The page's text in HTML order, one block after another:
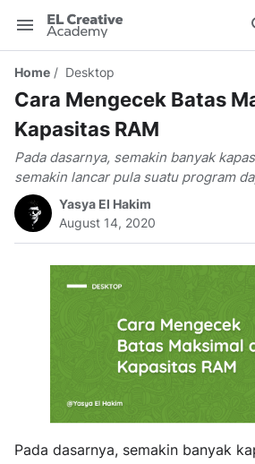
EL
Academy
Home Desktop
Cara Mengecek Batas
Kapasitas RAM
Pada dasarnya, semakin banyak
semakin lancar pula suatu program
Yasya El Hakim
August 14, 2020
Pada dasarnya, semakin banyak